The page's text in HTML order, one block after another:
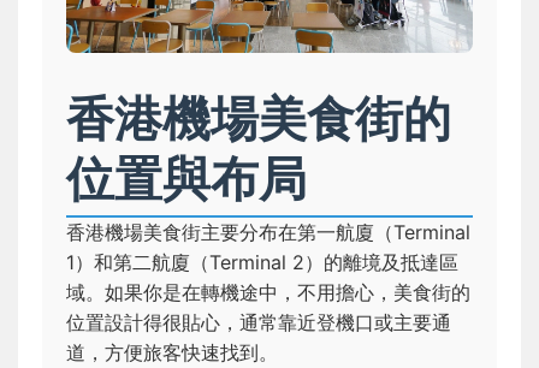
香港機場美食街的
位置與布局
香港機場美食街主要分布在第一航廈（Terminal
1）和第二航廈（Terminal 2）的離境及抵達區
域。如果你是在轉機途中，不用擔心，美食街的
位置設計得很貼心，通常靠近登機口或主要通
道，方便旅客快速找到。